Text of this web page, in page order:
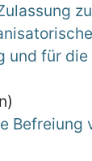
und für
Befreiung